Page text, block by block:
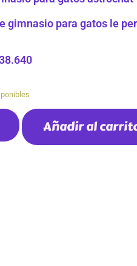
gimnasio para gatos le
Añadir al